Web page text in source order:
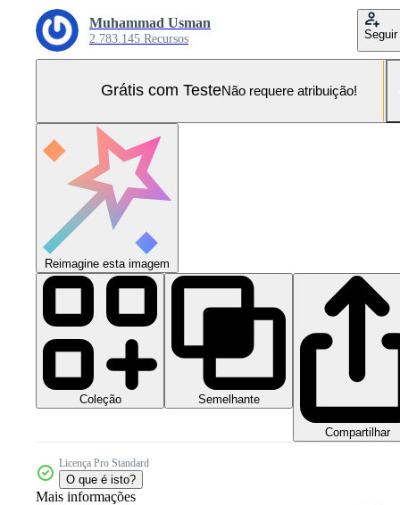
Muhammad Usman
2.783.145 Recursos Seguir
Grátis com TesteNão requere atribuição!
Reimagine esta imagem
Coleção Semelhante
Compartilhar
Licença Pro Standard
O que é isto?
Mais informações